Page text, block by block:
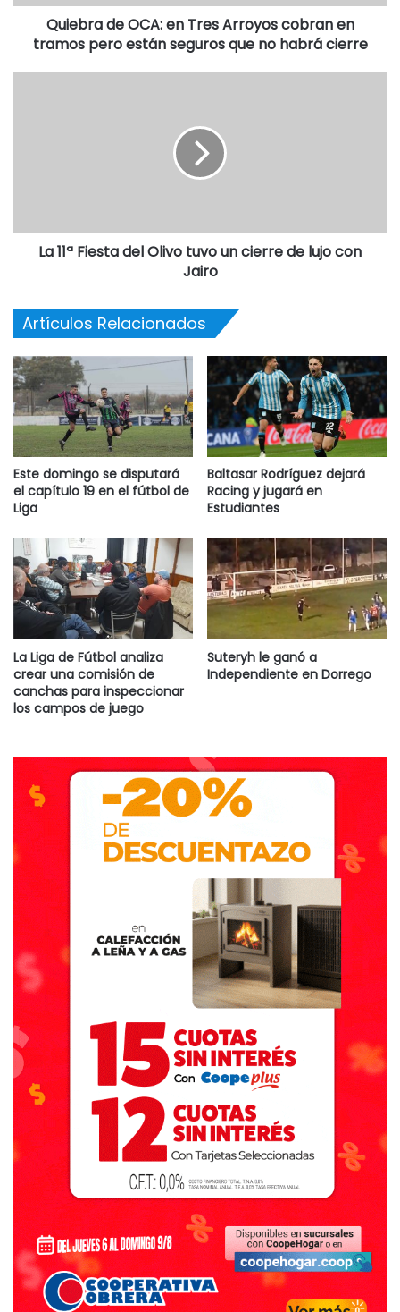
Ferroviario 4 (Onzari, Lindner -2- y Correa)
Martín, 5 y Celeste y Blanca, 1.
: Villa Rosa, 11 puntos; Porteño, 10; Independiente y
CRUCES DE SEMIFINALES : Ferroviario/Porteño y
Destacadas
Quiebra de OCA: en Tres Arroyos cobran en
tramos pero están seguros que no habrá cierre
La 11ª Fiesta del Olivo tuvo un cierre de lujo con
Jairo
Artículos Relacionados
Este domingo se disputará
el capítulo 19 en el fútbol de
Liga
Baltasar Rodríguez dejará
Racing y jugará en
Estudiantes
La Liga de Fútbol analiza
crear una comisión de
canchas para inspeccionar
los campos de juego
Suteryh le ganó a
Independiente en Dorrego